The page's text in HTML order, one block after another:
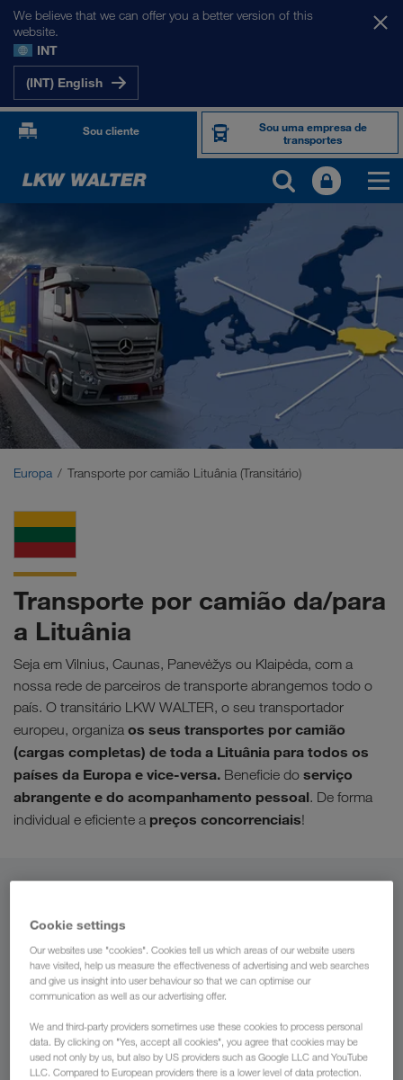
We believe that we can offer you a better version of this
website.
INT
(INT) English
Sou cliente
Sou uma empresa de
transportes
OS NOSSOS MERCADOS
Europa
Ásia Central
Rússia
Médio Oriente
Europa Transporte por camião Lituânia (Transitário)
Transporte por camião da/para
a Lituânia
Seja em Vilnius, Caunas, Panevėžys ou Klaipėda, com a
nossa rede de parceiros de transporte abrangemos todo o
país. O transitário LKW WALTER, o seu transportador
europeu, organiza os seus transportes por camião
(cargas completas) de toda a Lituânia para todos os
países da Europa e vice-versa. Beneficie do serviço
abrangente e do acompanhamento pessoal. De forma
individual e eficiente a preços concorrenciais!
Portugal
Para
País
Cookie settings
Our websites use "cookies". Cookies tell us which areas of our website users
have visited, help us measure the effectiveness of advertising and web searches
and give us insight into user behaviour so that we can optimise our
communication as well as our advertising offer.
We and third-party providers sometimes use these cookies to process personal
data. By clicking on "Yes, accept all cookies", you agree that cookies may be
used not only by us, but also by US providers such as Google LLC and YouTube
LLC. Compared to European providers there is a lower level of data protection.